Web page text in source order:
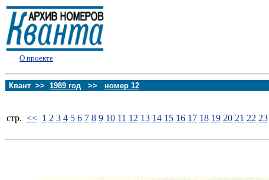
О проекте
Квант >> 1989 год >> номер 12
стp. << 1 2 3 4 5 6 7 8 9 10 11 12 13 14 15 16 17 18 19 20 21 22 23